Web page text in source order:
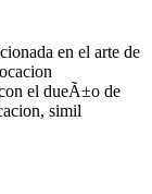
en el arte de
el dueÃ±o de
simil